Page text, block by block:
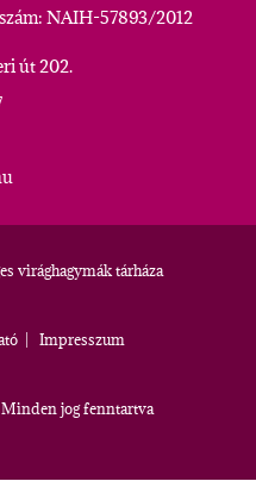
NAIH-57893/2012
út 202.
virághagymák tárháza
| Impresszum
jog fenntartva